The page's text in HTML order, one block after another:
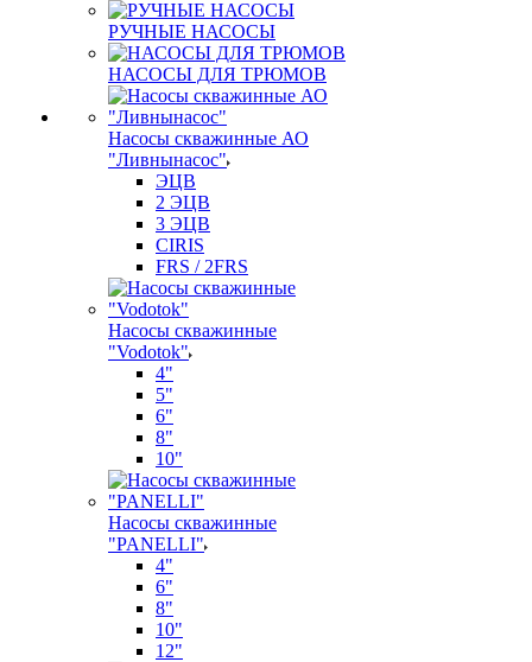
РУЧНЫЕ НАСОСЫ
НАСОСЫ ДЛЯ ТРЮМОВ
Насосы скважинные АО
"Ливнынасос"
ЭЦВ
2 ЭЦВ
3 ЭЦВ
CIRIS
FRS / 2FRS
Насосы скважинные
"Vodotok"
4"
5"
6"
8"
10"
Насосы скважинные
"PANELLI"
4"
6"
8"
10"
12"